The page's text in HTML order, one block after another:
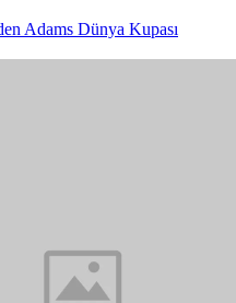
Adams Dünya Kupası